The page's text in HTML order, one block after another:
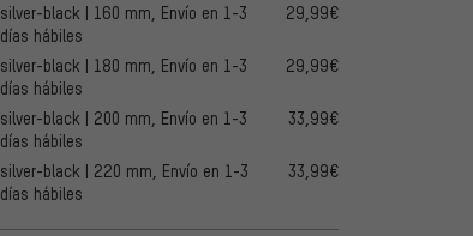
silver-black | 160 mm, Envío en 1-3
días hábiles
29,99€
silver-black | 180 mm, Envío en 1-3
días hábiles
29,99€
silver-black | 200 mm, Envío en 1-3
días hábiles
33,99€
silver-black | 220 mm, Envío en 1-3
días hábiles
33,99€